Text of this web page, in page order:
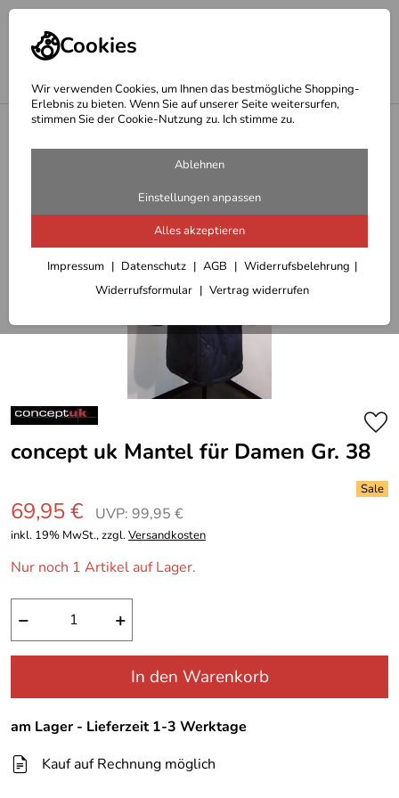
Cookies
Wir verwenden Cookies, um Ihnen das bestmögliche Shopping-
Erlebnis zu bieten. Wenn Sie auf unserer Seite weitersurfen,
stimmen Sie der Cookie-Nutzung zu. Ich stimme zu.
Ablehnen
Einstellungen anpassen
Alles akzeptieren
Impressum Datenschutz AGB
Widerrufsbelehrung
Widerrufsformular
Vertrag widerrufen
modische Bekleidung Damen
concept uk Mantel für Damen Gr. 38
69,95 € UVP: 99,95 €
inkl. 19% MwSt., zzgl.Versandkosten
Nur noch 1 Artikel auf Lager.
− +
In den Warenkorb
am Lager - Lieferzeit 1-3 Werktage
Kauf auf Rechnung möglich